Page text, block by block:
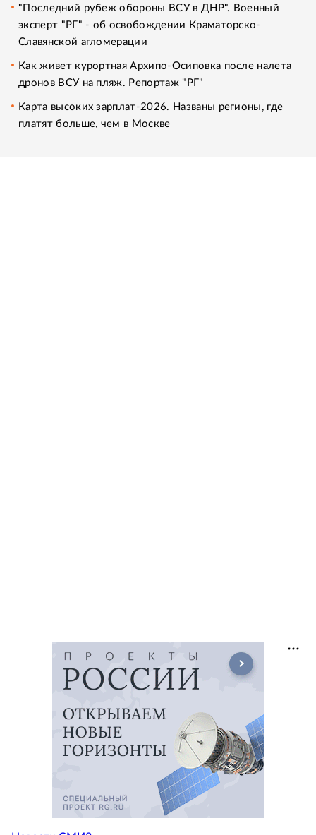
"Последний рубеж обороны ВСУ в ДНР". Военный
эксперт "РГ" - об освобождении Краматорско-
Славянской агломерации
Как живет курортная Архипо-Осиповка после налета
дронов ВСУ на пляж. Репортаж "РГ"
Карта высоких зарплат-2026. Названы регионы, где
платят больше, чем в Москве